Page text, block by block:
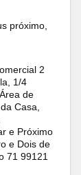
próximo,
2
1/4
de
Casa,
e Próximo
e Dois de
71 99121